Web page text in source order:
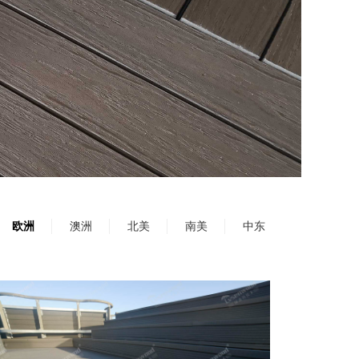
欧洲 澳洲 北美 南美 中东